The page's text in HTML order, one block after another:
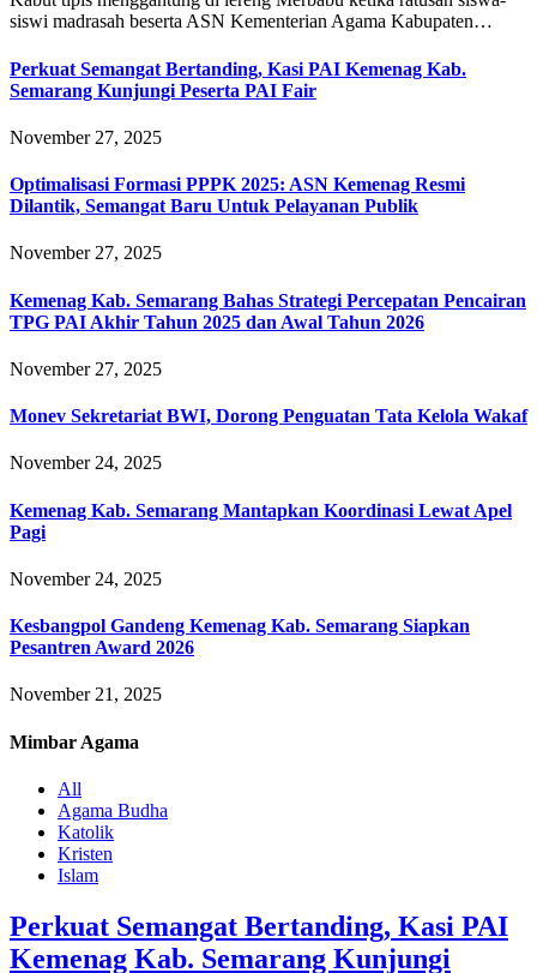
siswi madrasah beserta ASN Kementerian Agama Kabupaten…
Perkuat Semangat Bertanding, Kasi PAI Kemenag Kab.
Semarang Kunjungi Peserta PAI Fair
November 27, 2025
Optimalisasi Formasi PPPK 2025: ASN Kemenag Resmi
Dilantik, Semangat Baru Untuk Pelayanan Publik
November 27, 2025
Kemenag Kab. Semarang Bahas Strategi Percepatan Pencairan
TPG PAI Akhir Tahun 2025 dan Awal Tahun 2026
November 27, 2025
Monev Sekretariat BWI, Dorong Penguatan Tata Kelola Wakaf
November 24, 2025
Kemenag Kab. Semarang Mantapkan Koordinasi Lewat Apel
Pagi
November 24, 2025
Kesbangpol Gandeng Kemenag Kab. Semarang Siapkan
Pesantren Award 2026
November 21, 2025
Mimbar Agama
All
Agama Budha
Katolik
Kristen
Islam
Perkuat Semangat Bertanding, Kasi PAI
Kemenag Kab. Semarang Kunjungi